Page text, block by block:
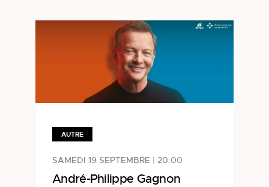
AUTRE
SAMEDI 19 SEPTEMBRE | 20:00
André-Philippe Gagnon